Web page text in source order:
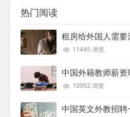
热门阅读
租房给外国人需要
11445 浏览
10992 浏览
中国英文外教招